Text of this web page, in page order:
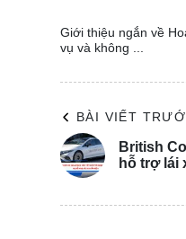
Giới thiệu ngắn về
vụ và không ...
BÀI VIẾT
British
hỗ trợ lái